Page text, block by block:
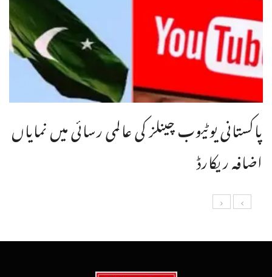
پاکستانی یوٹیوب چینلز کی عالمی رسائی میں نمایاں
اضافہ ریکارڈ